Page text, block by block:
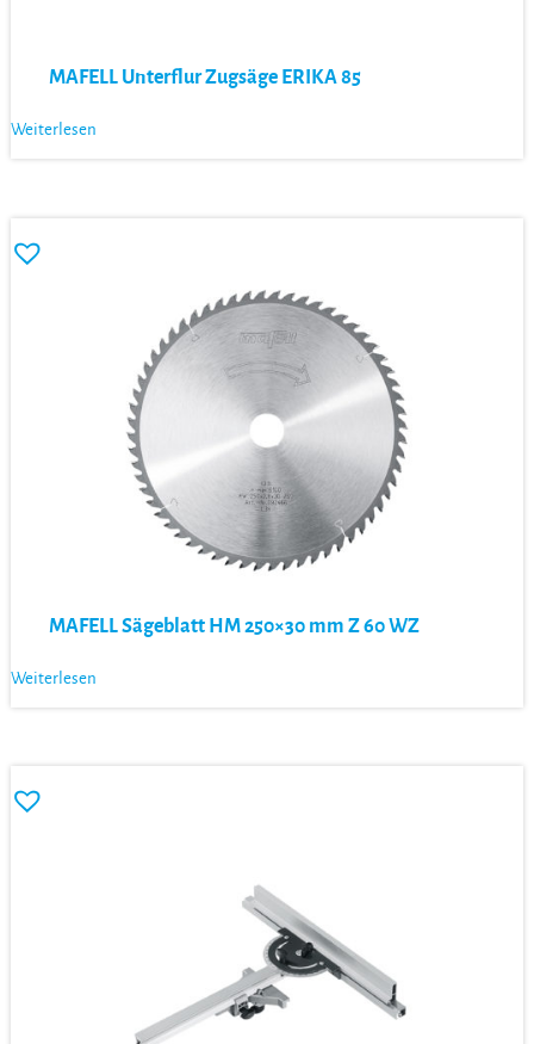
MAFELL Unterflur Zugsäge ERIKA 85
Weiterlesen
MAFELL Sägeblatt HM 250×30 mm Z 60 WZ
Weiterlesen